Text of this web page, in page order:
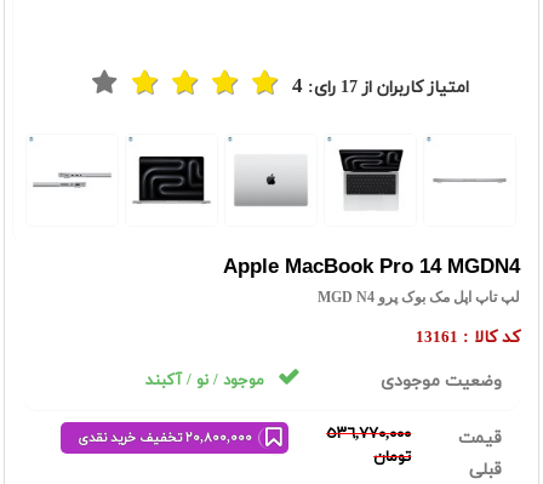
امتیاز کاربران از17 رای: 4
Apple MacBook Pro 14 MGDN4
لپ تاپ اپل مک بوک پرو MGD N4
کد کالا : 13161
وضعیت موجودی موجود / نو / آکبند
قیمت
قبلی
٥٣٦,٧٧٠,٠٠٠
تومان